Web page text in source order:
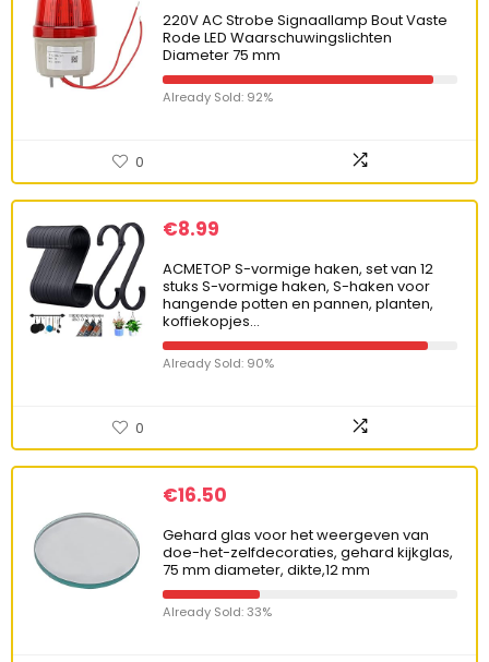
220V AC Strobe Signaallamp Bout Vaste
Rode LED Waarschuwingslichten
Diameter 75 mm
Already Sold: 92%
0
€8.99
ACMETOP S-vormige haken, set van 12
stuks S-vormige haken, S-haken voor
hangende potten en pannen, planten,
koffiekopjes…
Already Sold: 90%
0
€16.50
Gehard glas voor het weergeven van
doe-het-zelfdecoraties, gehard kijkglas,
75 mm diameter, dikte,12 mm
Already Sold: 33%